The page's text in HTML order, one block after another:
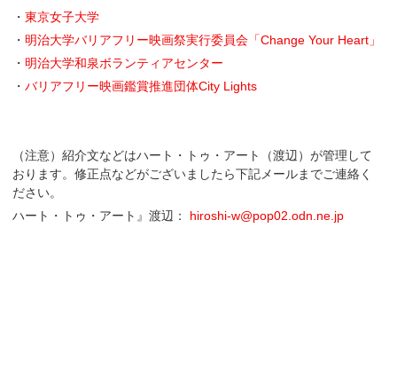
・東京女子大学
・ 明治大学バリアフリー映画祭実行委員会「Change Your Heart」
・ 明治大学和泉ボランティアセンター
・バリアフリー映画鑑賞推進団体City Lights
（注意）紹介文などはハート・トゥ・アート（渡辺）が管理して
おります。修正点などがございましたら下記メールまでご連絡く
ださい。
ハート・トゥ・アート』渡辺： hiroshi-w@pop02.odn.ne.jp